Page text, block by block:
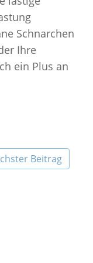
Schnarchen
Ihre
ein Plus an
Beitrag